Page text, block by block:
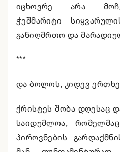
იცხოვრე არა
ჭეშმარიტი
განიღმრთო და
***
და ბოლოს, კიდევ
ქრისტეს შობა დღესაც
საიდუმლოა,
პიროვნების